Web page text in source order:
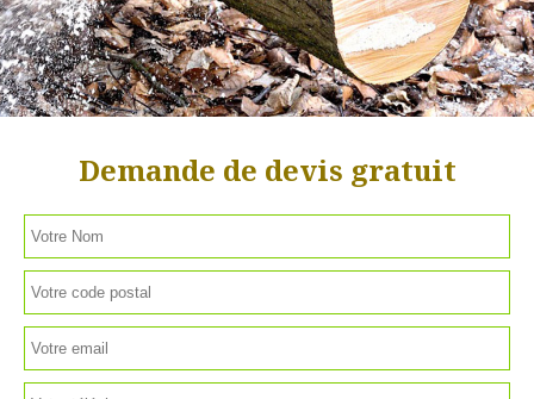
Demande de devis gratuit